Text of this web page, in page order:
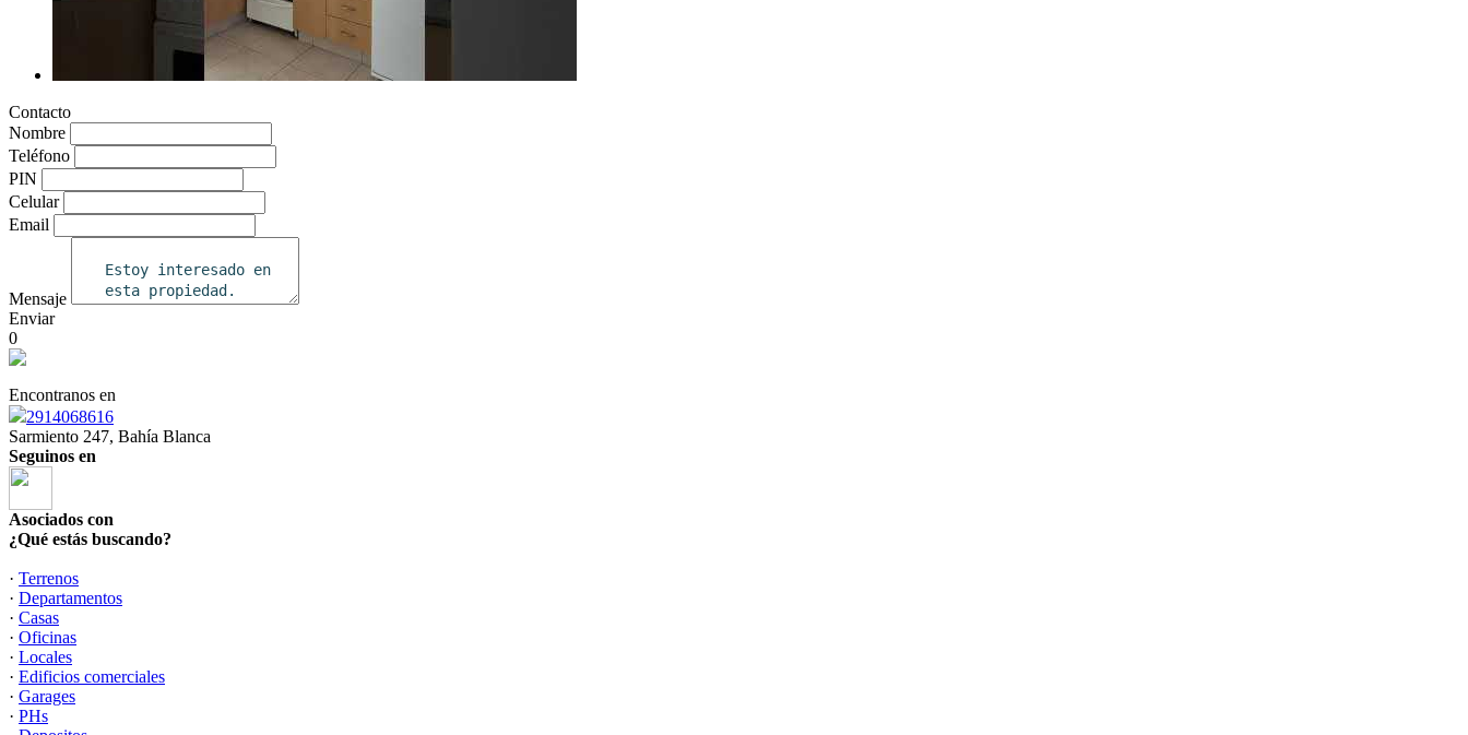
Contacto
Nombre
Teléfono
PIN
Celular
Email
Mensaje
Enviar
0
Encontranos en
2914068616
Sarmiento 247, Bahía Blanca
Seguinos en
Asociados con
¿Qué estás buscando?
· Terrenos
· Departamentos
· Casas
· Oficinas
· Locales
· Edificios comerciales
· Garages
· PHs